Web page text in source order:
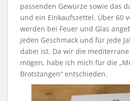
passenden Gewürze sowie das
und ein Einkaufszettel. Über 60
werden bei Feuer und Glas
jeden Geschmack und für jede
dabei ist. Da wir die
mögen, habe ich mich für die
Brotstangen“ entschieden.